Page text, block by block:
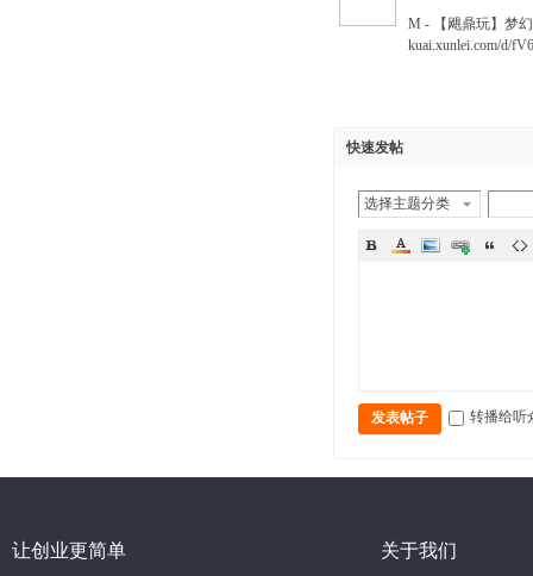
M - 【飓鼎玩】梦
kuai.xunlei.com/d/
快速发帖
选择主题分类
发表帖子 转播给听
让创业更简单 关于我们